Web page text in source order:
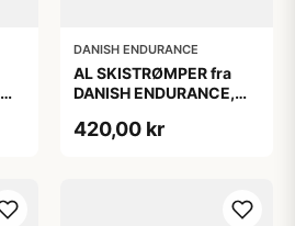
DANISH ENDURANCE
AL SKISTRØMPER fra
DANISH ENDURANCE,
420,00 kr